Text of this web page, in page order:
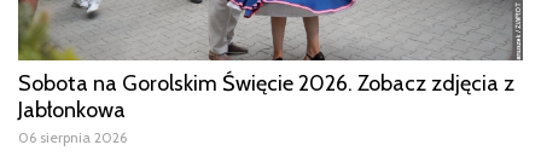
Sobota na Gorolskim Święcie 2026. Zobacz zdjęcia z
Jabłonkowa
06 sierpnia 2026